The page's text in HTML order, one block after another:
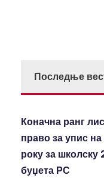
Последње
Коначна ранг
право за упис
року за
буџета РС